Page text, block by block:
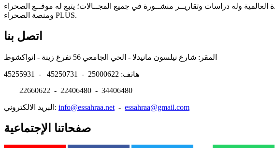
العالمية وله دراسات وتقاريــر منشــورة في جميع المجــالات؛ يتبع له موقــع الصحراء
ومنصة الصحراء PLUS.
اتصل بنا
هاتف: 25000622 - 45250731 - 45255931
22660622 - 22406480 - 34406480
البريد الالكتروني: info@essahraa.net - essahraa@gmail.com
صفحاتنا الإجتماعية